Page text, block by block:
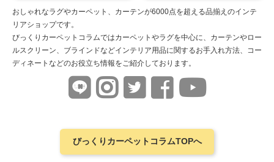
おしゃれなラグやカーペット、カーテンが6000点を超える品揃えのインテ
リアショップです。
びっくりカーペットコラムではカーペットやラグを中心に、カーテンやロー
ルスクリーン、ブラインドなどインテリア用品に関するお手入れ方法、コー
ディネートなどのお役立ち情報をご紹介しております。
びっくりカーペットコラムTOPへ